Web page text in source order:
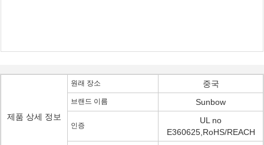
제품 상세 정보
원래 장소 중국
브랜드 이름 Sunbow
인증
UL no
E360625,RoHS/REACH